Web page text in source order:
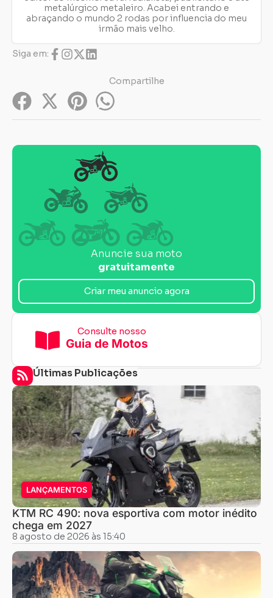
metalúrgico metaleiro. Acabei entrando e
abraçando o mundo 2 rodas por influencia do meu
irmão mais velho.
Siga em:
Compartilhe
Anuncie sua moto
gratuitamente
Criar meu anuncio agora
Consulte nosso
Guia de Motos
Últimas Publicações
LANÇAMENTOS
KTM RC 490: nova esportiva com motor inédito
chega em 2027
8 agosto de 2026 às 15:40